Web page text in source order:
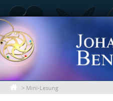
Skip
to
content
> Mini-Lesung